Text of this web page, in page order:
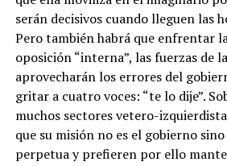
serán decisivos cuando lleguen las
Pero también habrá que enfrentar
oposición “interna”, las fuerzas de
aprovecharán los errores del
gritar a cuatro voces: “te lo dije”.
muchos sectores vetero-
que su misión no es el gobierno
perpetua y prefieren por ello